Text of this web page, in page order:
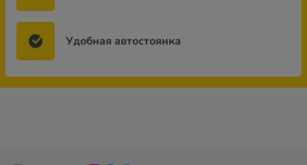
Удобная автостоянка